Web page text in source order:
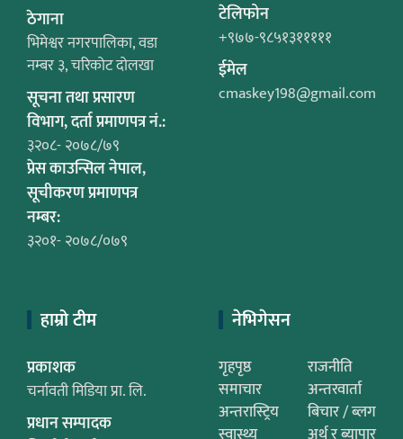
ठेगाना
भिमेश्वर नगरपालिका, वडा
नम्बर ३, चरिकोट दोलखा
सूचना तथा प्रसारण
विभाग, दर्ता प्रमाणपत्र नं.:
३२०८- २०७८/७९
प्रेस काउन्सिल नेपाल,
सूचीकरण प्रमाणपत्र
नम्बर:
३२०१- २०७८/०७९
टेलिफोन
+९७७-९८५१३१११११
ईमेल
cmaskey198@gmail.com
हाम्रो टीम
प्रकाशक
चर्नावती मिडिया प्रा. लि.
प्रधान सम्पादक
नेभिगेसन
गृहपृष्ठ
राजनीति
समाचार
अन्तरवार्ता
अन्तरास्ट्रिय
बिचार / ब्लग